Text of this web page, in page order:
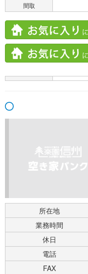
間取
所在地
業務時間
休日
電話
FAX